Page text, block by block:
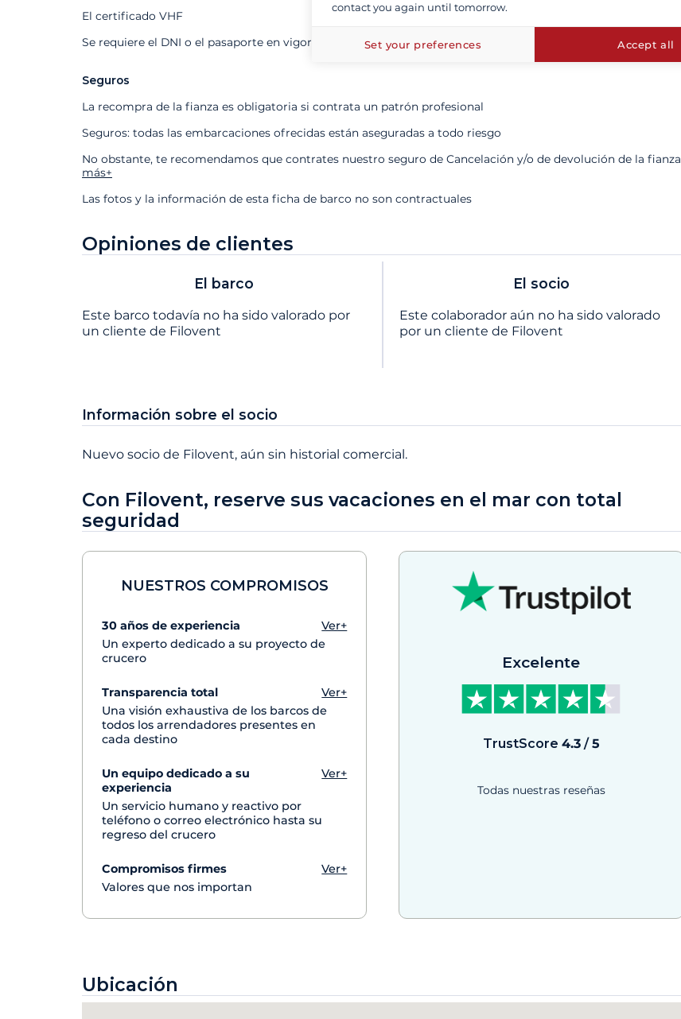
El certificado VHF
Se requiere el DNI o el pasaporte en vigor
Seguros
La recompra de la fianza es obligatoria si contrata un patrón profesional
Seguros: todas las embarcaciones ofrecidas están aseguradas a todo riesgo
No obstante, te recomendamos que contrates nuestro seguro de Cancelación y/o de devolución de la fianza
más+
Las fotos y la información de esta ficha de barco no son contractuales
Opiniones de clientes
El barco
Este barco todavía no ha sido valorado por
un cliente de Filovent
El socio
Este colaborador aún no ha sido valorado
por un cliente de Filovent
Información sobre el socio
Nuevo socio de Filovent, aún sin historial comercial.
Con Filovent, reserve sus vacaciones en el mar con total
seguridad
NUESTROS COMPROMISOS
30 años de experiencia
Ver+
Un experto dedicado a su proyecto de
crucero
Transparencia total
Ver+
Una visión exhaustiva de los barcos de
todos los arrendadores presentes en
cada destino
Un equipo dedicado a su
experiencia
Ver+
Un servicio humano y reactivo por
teléfono o correo electrónico hasta su
regreso del crucero
Compromisos firmes
Ver+
Valores que nos importan
Excelente
TrustScore 4.3/5
Todas nuestras reseñas
Ubicación
contact you again until tomorrow.
Set your preferences Accept all